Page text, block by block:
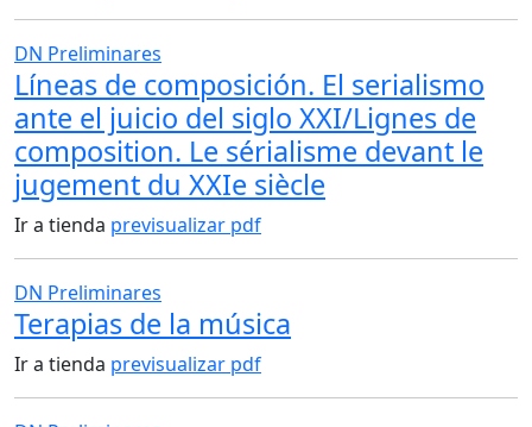
DN Preliminares
Líneas de composición. El serialismo
ante el juicio del siglo XXI/Lignes de
composition. Le sérialisme devant le
jugement du XXIe siècle
Ir a tienda previsualizar pdf
DN Preliminares
Terapias de la música
Ir a tienda previsualizar pdf